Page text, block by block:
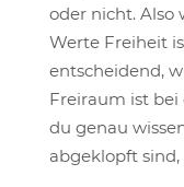
oder nicht. Also
Werte Freiheit
entscheidend,
Freiraum ist bei
du genau
abgeklopft